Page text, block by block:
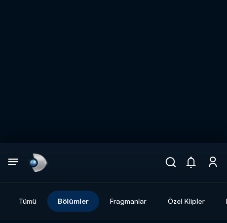
Tümü Bölümler Fragmanlar Özel Klipler